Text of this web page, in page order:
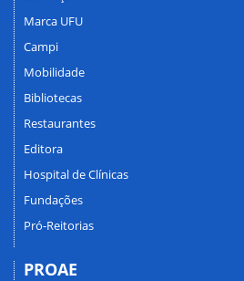
Marca UFU
Campi
Mobilidade
Bibliotecas
Restaurantes
Editora
Hospital de Clínicas
Fundações
Pró-Reitorias
PROAE